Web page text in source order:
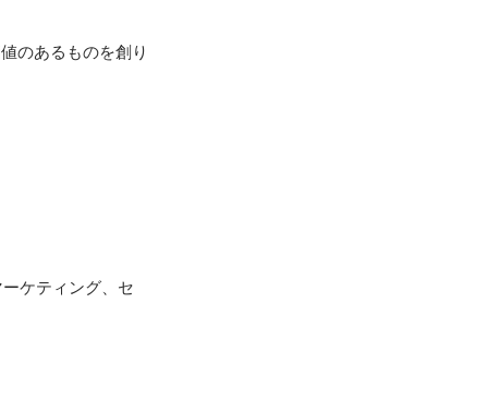
のあるものを創り
ケティング、セ